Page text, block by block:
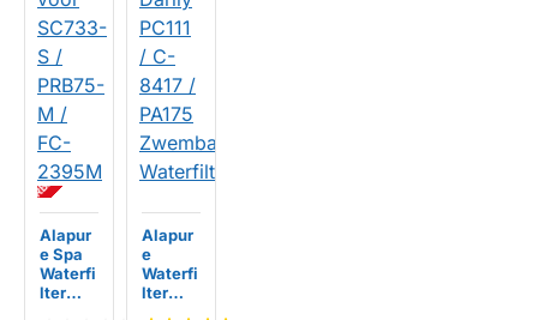
BI
N
N
E
N
K
O
R
T
L
E
V
E
R
B
A
A
R
Alapur
e Spa
Waterfi
lter
Alapur
e
Waterfi
lter